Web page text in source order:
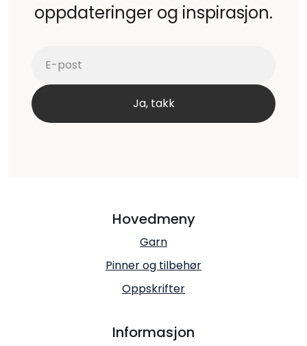
oppdateringer og inspirasjon.
Hovedmeny
Garn
Pinner og tilbehør
Oppskrifter
Informasjon